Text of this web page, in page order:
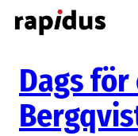
Hoppa
till
Dags